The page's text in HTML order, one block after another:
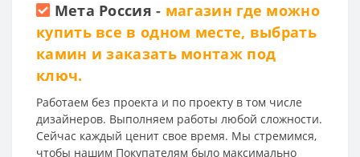
Мета Россия - магазин где можно
купить все в одном месте, выбрать
камин и заказать монтаж под
ключ.
Работаем без проекта и по проекту в том числе
дизайнеров. Выполняем работы любой сложности.
Сейчас каждый ценит свое время. Мы стремимся,
чтобы нашим Покупателям было максимально